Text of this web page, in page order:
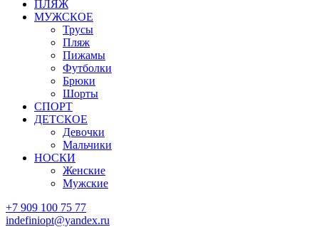
ПЛЯЖ
МУЖСКОЕ
Трусы
Пляж
Пижамы
Футболки
Брюки
Шорты
СПОРТ
ДЕТСКОЕ
Девочки
Мальчики
НОСКИ
Женские
Мужские
+7 909 100 75 77
indefiniopt@yandex.ru